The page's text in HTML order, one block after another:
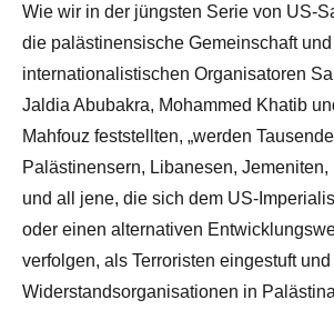
Wie wir in der jüngsten Serie von US-
die palästinensische Gemeinschaft
internationalistischen Organisatoren
Jaldia Abubakra, Mohammed Khatib
Mahfouz feststellten, „werden
Palästinensern, Libanesen, Jemeniten,
und all jene, die sich dem US-
oder einen alternativen
verfolgen, als Terroristen eingestuft
Widerstandsorganisationen in